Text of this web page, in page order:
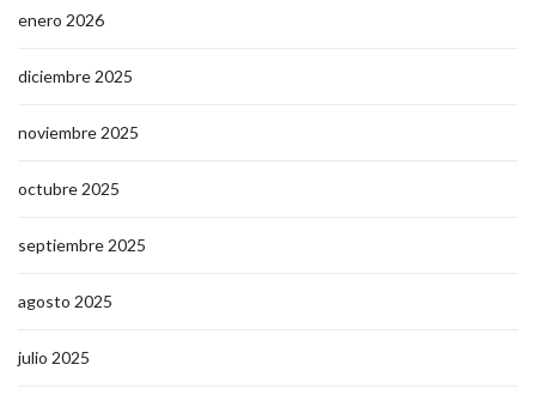
enero 2026
diciembre 2025
noviembre 2025
octubre 2025
septiembre 2025
agosto 2025
julio 2025